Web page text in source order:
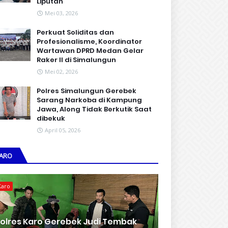
Mei 03, 2026
Perkuat Soliditas dan
Profesionalisme, Koordinator
Wartawan DPRD Medan Gelar
Raker II di Simalungun
Mei 02, 2026
Polres Simalungun Gerebek
Sarang Narkoba di Kampung
Jawa, Along Tidak Berkutik Saat
dibekuk
April 05, 2026
Karo Gerebek Judi Tembak